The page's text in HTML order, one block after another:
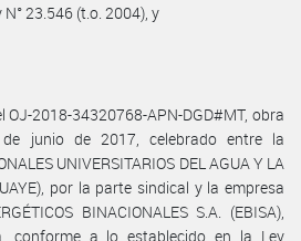
23.546 (t.o. 2004), y
2018-34320768-APN-DGD#MT, obra
junio de 2017, celebrado entre la
UNIVERSITARIOS DEL AGUA Y LA
por la parte sindical y la empresa
BINACIONALES S.A. (EBISA),
conforme a lo establecido en la Ley